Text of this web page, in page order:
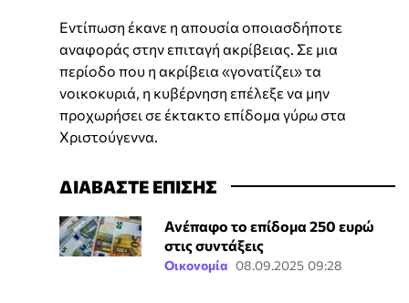
Εντίπωση έκανε η απουσία οποιασδήποτε
αναφοράς στην επιταγή ακρίβειας. Σε μια
περίοδο που η ακρίβεια «γονατίζει» τα
νοικοκυριά, η κυβέρνηση επέλεξε να μην
προχωρήσει σε έκτακτο επίδομα γύρω στα
Χριστούγεννα.
ΔΙΑΒΑΣΤΕ ΕΠΙΣΗΣ
Ανέπαφο το επίδομα 250 ευρώ
στις συντάξεις
Οικονομία 08.09.2025 09:28